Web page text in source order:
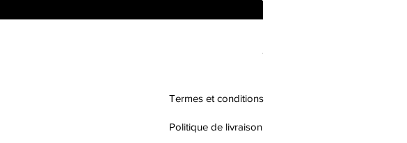
Prix
70,00 $
Termes et conditions
Politique de livraison